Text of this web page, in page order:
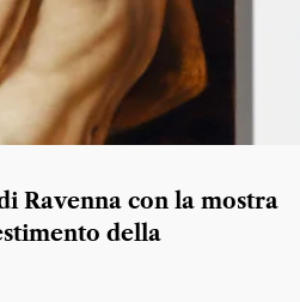
Ravenna con la mostra
della